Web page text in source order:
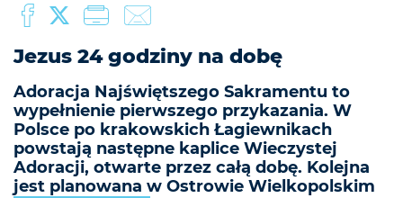
Jezus 24 godziny na dobę
Adoracja Najświętszego Sakramentu to
wypełnienie pierwszego przykazania. W
Polsce po krakowskich Łagiewnikach
powstają następne kaplice Wieczystej
Adoracji, otwarte przez całą dobę. Kolejna
jest planowana w Ostrowie Wielkopolskim